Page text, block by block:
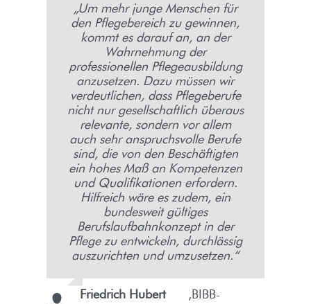
„Um mehr junge Menschen für
den Pflegebereich zu gewinnen,
kommt es darauf an, an der
Wahrnehmung der
professionellen Pflegeausbildung
anzusetzen. Dazu müssen wir
verdeutlichen, dass Pflegeberufe
nicht nur gesellschaftlich überaus
relevante, sondern vor allem
auch sehr anspruchsvolle Berufe
sind, die von den Beschäftigten
ein hohes Maß an Kompetenzen
und Qualifikationen erfordern.
Hilfreich wäre es zudem, ein
bundesweit gültiges
Berufslaufbahnkonzept in der
Pflege zu entwickeln, durchlässig
auszurichten und umzusetzen.“
Friedrich Hubert
,BIBB-